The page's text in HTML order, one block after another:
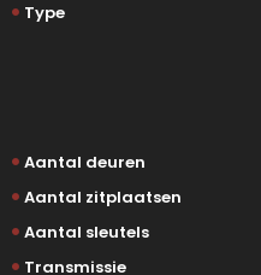
Type
Aantal deuren
Aantal zitplaatsen
Aantal sleutels
Transmissie